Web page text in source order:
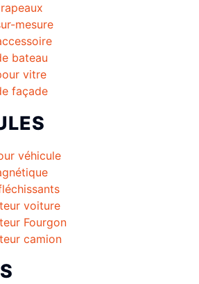
mesure
bateau
vitre
façade
véhicule
voiture
Fourgon
camion